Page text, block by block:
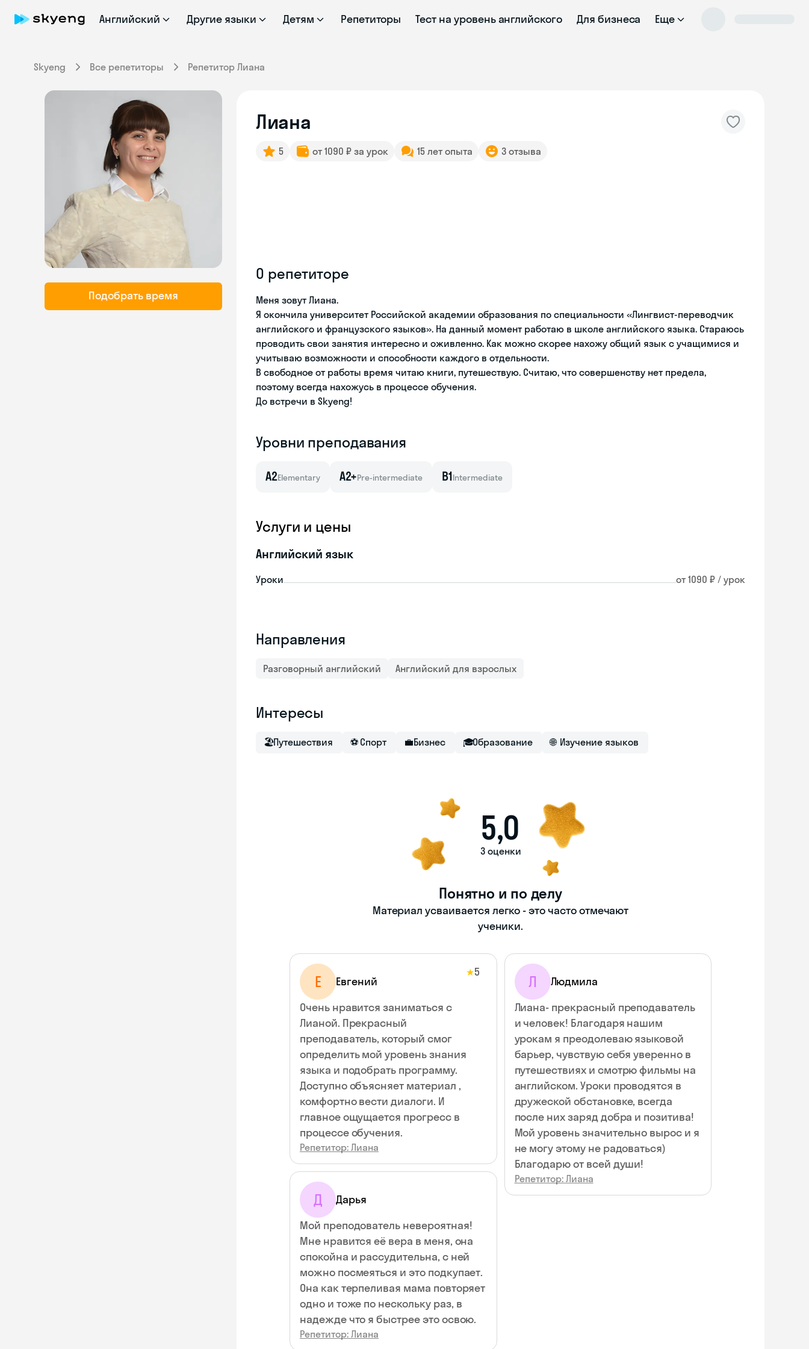
Английский Другие языки Детям Репетиторы Тест на уровень английского Для бизнеса Еще
Skyeng Все репетиторы Репетитор Лиана
Подобрать время
Лиана
5 от 1090 ₽ за урок 15 лет опыта 3 отзыва
О репетиторе
Меня зовут Лиана.
Я окончила университет Российской академии образования по специальности «Лингвист-переводчик
английского и французского языков». На данный момент работаю в школе английского языка. Стараюсь
проводить свои занятия интересно и оживленно. Как можно скорее нахожу общий язык с учащимися и
учитываю возможности и способности каждого в отдельности.
В свободное от работы время читаю книги, путешествую. Считаю, что совершенству нет предела,
поэтому всегда нахожусь в процессе обучения.
До встречи в Skyeng!
Уровни преподавания
A2Elementary A2+Pre-intermediate B1Intermediate
Услуги и цены
Английский язык
Уроки от 1090 ₽ / урок
Направления
Разговорный английский Английский для взрослых
Интересы
🏖Путешествия ⚽ Спорт 💼Бизнес 🎓Образование 🌐 Изучение языков
5,0
3 оценки
Понятно и по делу
Материал усваивается легко - это часто отмечают
ученики.
Е Евгений
★5
Очень нравится заниматься с
Лианой. Прекрасный
преподаватель, который смог
определить мой уровень знания
языка и подобрать программу.
Доступно объясняет материал ,
комфортно вести диалоги. И
главное ощущается прогресс в
процессе обучения.
Репетитор: Лиана
Д
Дарья
Мой преподователь невероятная!
Мне нравится её вера в меня, она
спокойна и рассудительна, с ней
можно посмеяться и это подкупает.
Она как терпеливая мама повторяет
одно и тоже по нескольку раз, в
надежде что я быстрее это освою.
Репетитор: Лиана
Л
Людмила
Лиана- прекрасный преподаватель
и человек! Благодаря нашим
урокам я преодолеваю языковой
барьер, чувствую себя уверенно в
путешествиях и смотрю фильмы на
английском. Уроки проводятся в
дружеской обстановке, всегда
после них заряд добра и позитива!
Мой уровень значительно вырос и я
не могу этому не радоваться)
Благодарю от всей души!
Репетитор: Лиана